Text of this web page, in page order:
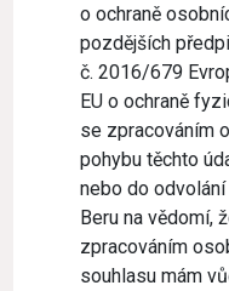
o ochraně
pozdějších
č. 2016/679
EU o ochraně
se zpracováním
pohybu těchto
nebo do
Beru na vědomí,
zpracováním
souhlasu mám